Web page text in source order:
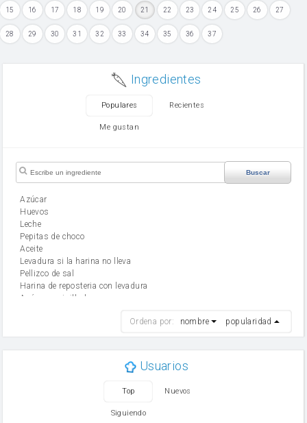
15 16 17 18 19 20 21 22 23 24 25 26 27
28 29 30 31 32 33 34 35 36 37
Ingredientes
Populares Recientes
Me gustan
Buscar
Azúcar
huevos
leche
Pepitas de choco
aceite
Levadura si la harina no lleva
Pellizco de sal
Harina de reposteria con levadura
Azúcar avainillado
mantequilla
Ordena por: nombre popularidad
Usuarios
Top Nuevos
Siguiendo